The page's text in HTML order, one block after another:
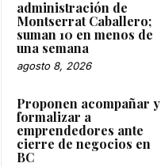
administración de
Montserrat Caballero;
suman 10 en menos de
una semana
agosto 8, 2026
Proponen acompañar y
formalizar a
emprendedores ante
cierre de negocios en
BC